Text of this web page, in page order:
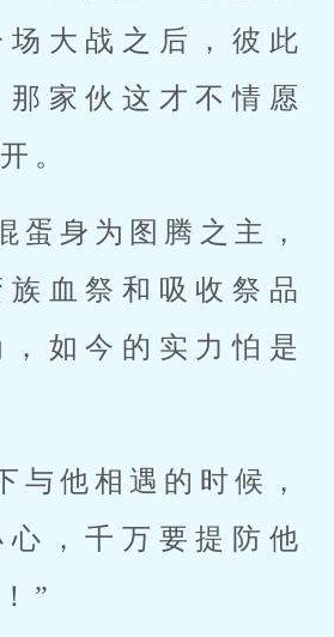
大战之后，彼此
家伙这才不情愿
。
蛋身为图腾之主，
血祭和吸收祭品
如今的实力怕是
与他相遇的时候，
，千万要提防他
”